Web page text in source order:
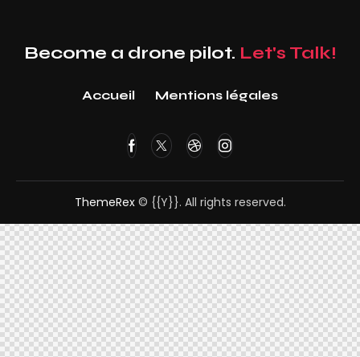
Become a drone pilot. Let's Talk!
Accueil Mentions légales
ThemeRex© {{Y}}. All rights reserved.